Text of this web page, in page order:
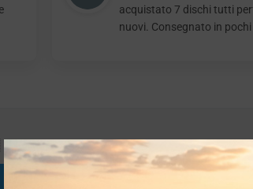
acquistato 7 dischi tutti
nuovi. Consegnato in pochi